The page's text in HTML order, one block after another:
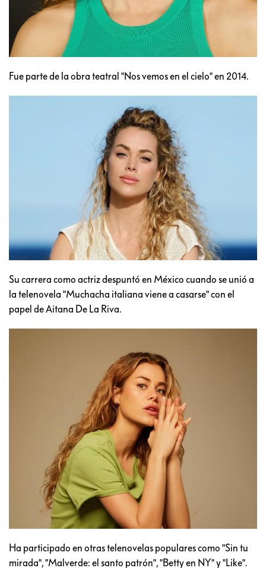
Fue parte de la obra teatral "Nos vemos en el cielo" en 2014.
Su carrera como actriz despuntó en México cuando se unió a
la telenovela "Muchacha italiana viene a casarse" con el
papel de Aitana De La Riva.
Ha participado en otras telenovelas populares como "Sin tu
mirada", "Malverde: el santo patrón", "Betty en NY" y "Like".